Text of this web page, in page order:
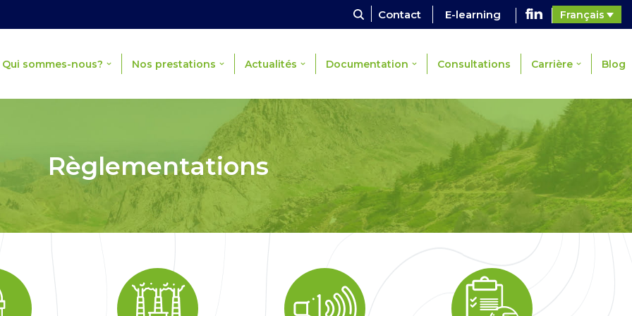
Contact E-learning Français
Qui sommes-nous? Nos prestations Actualités Documentation Consultations Carrière Blog
Règlementations